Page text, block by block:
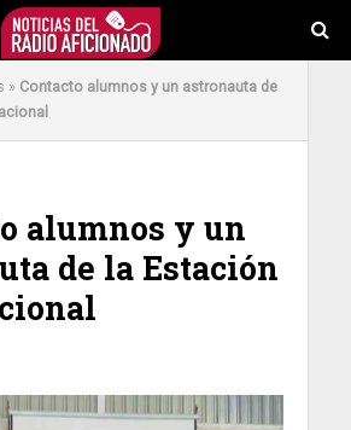
» Contacto alumnos y un astronauta de
alumnos y un
de la Estación